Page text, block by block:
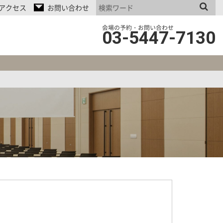
クセス お問い合わせ
会場の予約・お問い合わせ
03-5447-7130